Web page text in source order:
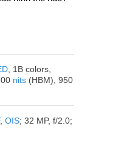
, 1B colors,
nits(HBM), 950
, OIS; 32 MP, f/2.0;